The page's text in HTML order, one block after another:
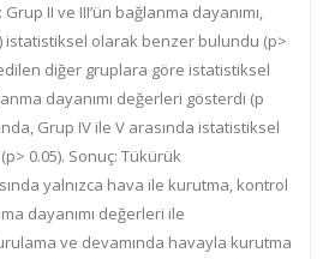
II ve III’ün bağlanma dayanımı,
istatistiksel olarak benzer bulundu (p>
diğer gruplara göre istatistiksel
dayanımı değerleri gösterdi (p
Grup IV ile V arasında istatistiksel
0.05). Sonuç: Tükürük
yalnızca hava ile kurutma, kontrol
dayanımı değerleri ile
ve devamında havayla kurutma